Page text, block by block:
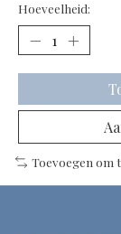
Hoeveelheid:
Toevoegen om